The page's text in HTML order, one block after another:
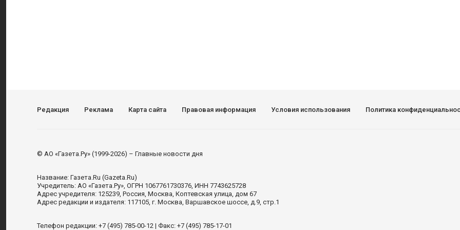
Редакция Реклама Карта сайта Правовая информация Условия использования Политика
© АО «Газета.Ру» (1999-2026) – Главные новости дня
Название: Газета.Ru (Gazeta.Ru)
Учредитель: АО «Газета.Ру», ОГРН 1067761730376, ИНН 7743625728
Адрес учредителя: 125239, Россия, Москва, Коптевская улица, дом 67
Адрес редакции и издателя: 117105, г. Москва, Варшавское шоссе, д.9, стр.1
Телефон редакции: +7 (495) 785-00-12 | Факс: +7 (495) 785-17-01